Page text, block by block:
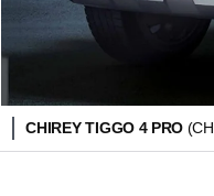
CHIREY TIGGO 4 PRO